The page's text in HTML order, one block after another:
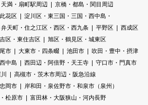
天満・扇町駅周辺
京橋・都島・関目周辺
花区
淀川区・東三国・三国・西中島・
天町・住之江区・西区・西九条 平野区
西成区
区・東住吉区
旭区・鶴見区・城東区
市
大東市・四条畷 池田市
吹田・豊中・摂津
中島
西田辺・阿倍野・天王寺
守口市・門真市
高槻市・茨木市周辺・阪急沿線
岡市
岸和田・泉佐野市・和泉市（泉州）
松原市
富田林・大阪狭山・河内長野